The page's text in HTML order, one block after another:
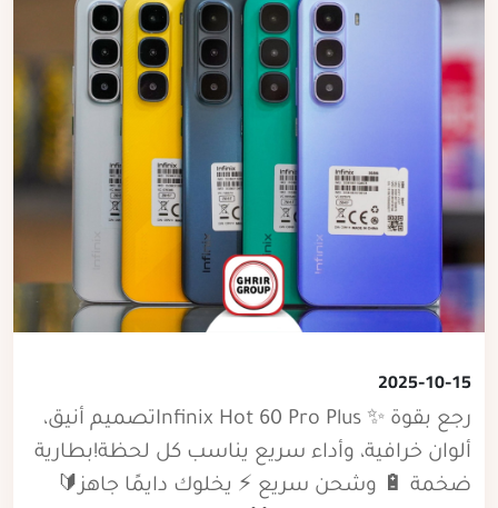
2025-10-15
رجع بقوة ✨ Infinix Hot 60 Pro Plusتصميم أنيق،
ألوان خرافية، وأداء سريع يناسب كل لحظة!بطارية
ضخمة 🔋 وشحن سريع ⚡ يخلوك دايمًا جاهز🔰